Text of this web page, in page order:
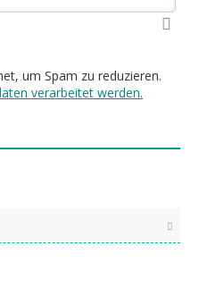
um Spam zu reduzieren.
verarbeitet werden.